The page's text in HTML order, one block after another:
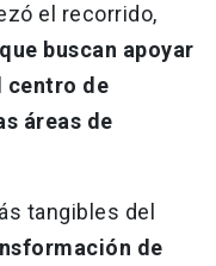
el recorrido,
buscan apoyar
centro de
áreas de
tangibles del
de